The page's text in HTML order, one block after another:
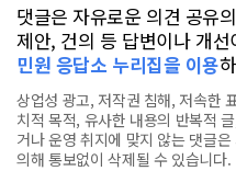
댓글은 자유로운 의견 공유
제안, 건의 등 답변이나 개
민원 응답소 누리집을 이용
상업성 광고, 저작권 침해, 저속한
치적 목적, 유사한 내용의 반복적
거나 운영 취지에 맞지 않는 댓글
의해 통보없이 삭제될 수 있습니다.